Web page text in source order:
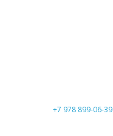
+7 978 899-06-39